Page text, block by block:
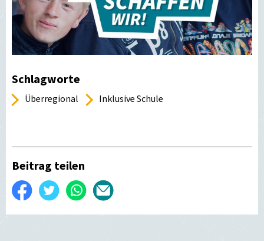
Schlagworte
Überregional Inklusive Schule
Beitrag teilen
Auf
Facebook
Twittern WhatsApp
E-